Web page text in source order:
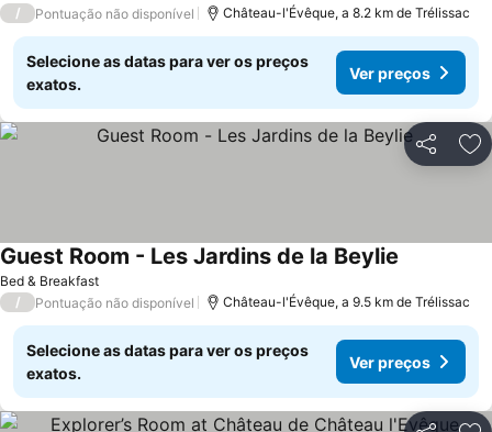
/ Pontuação não disponível Château-l'Évêque, a 8.2 km de Trélissac
Selecione as datas para ver os preços
exatos.
Ver preços
Partilhar
Bed & Breakfast
Guest Room - Les Jardins de la Beylie
/ Pontuação não disponível Château-l'Évêque, a 9.5 km de Trélissac
Selecione as datas para ver os preços
exatos.
Ver preços